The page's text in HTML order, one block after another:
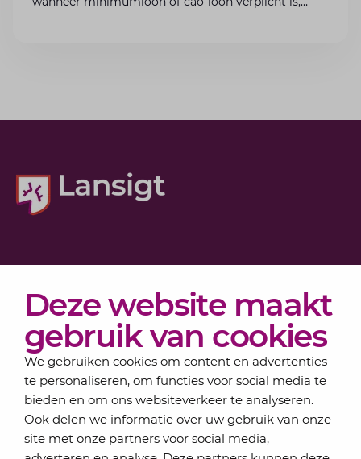
Deze website maakt
gebruik van cookies
We gebruiken cookies om content en advertenties
te personaliseren, om functies voor social media te
bieden en om ons websiteverkeer te analyseren.
Ook delen we informatie over uw gebruik van onze
site met onze partners voor social media,
Actueel
Over Lansigt
Contact
Schrijf je in voor onze nieuwsbrief
Elke maand bundelen de adviseurs van Lansigt in
de eSigt het nieuws.